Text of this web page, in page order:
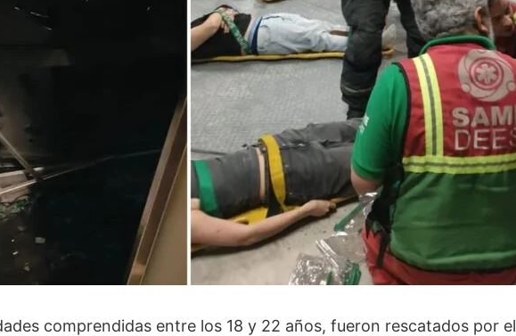
comprendidas entre los 18 y 22 años, fueron rescatados por el